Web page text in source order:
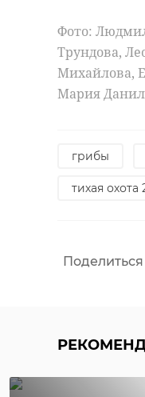
Фото:
Трундова,
Михайлова,
Мария
грибы
тихая охота
Поделиться